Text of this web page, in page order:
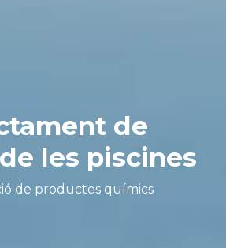
de
les piscines
de productes químics